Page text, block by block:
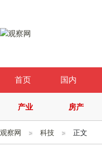
首页 国内
产业 房产
观察网 科技 正文